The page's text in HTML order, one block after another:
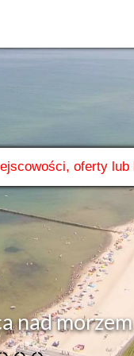
- noclegi